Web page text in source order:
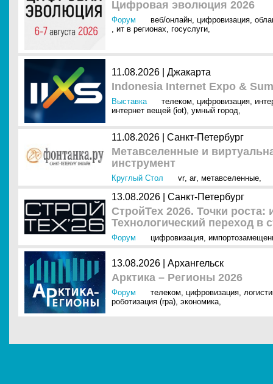
Цифровая эволюция 2026
Форум веб/онлайн, цифровизация,
, ит в регионах, госуслуги,
11.08.2026 | Джакарта
Indonesia Internet Expo &
Выставка телеком, цифровизация,
интернет вещей (iot), умный город,
11.08.2026 | Санкт-Петербург
Метавселенные и
инструмент
Круглый Стол vr, ar, метавселенные,
13.08.2026 | Санкт-Петербург
СтройТех 2026. Точки
Технологический переход в
Форум цифровизация,
13.08.2026 | Архангельск
Арктика – Регионы 2026
Форум телеком, цифровизация,
роботизация (rpa), экономика,